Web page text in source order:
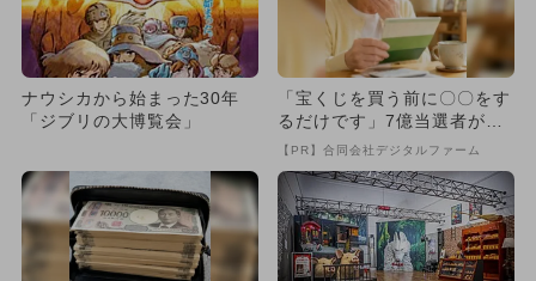
ナウシカから始まった30年
「ジブリの大博覧会」
「宝くじを買う前に〇〇をす
るだけです」7億当選者が続
出
【PR】合同会社デジタルファーム